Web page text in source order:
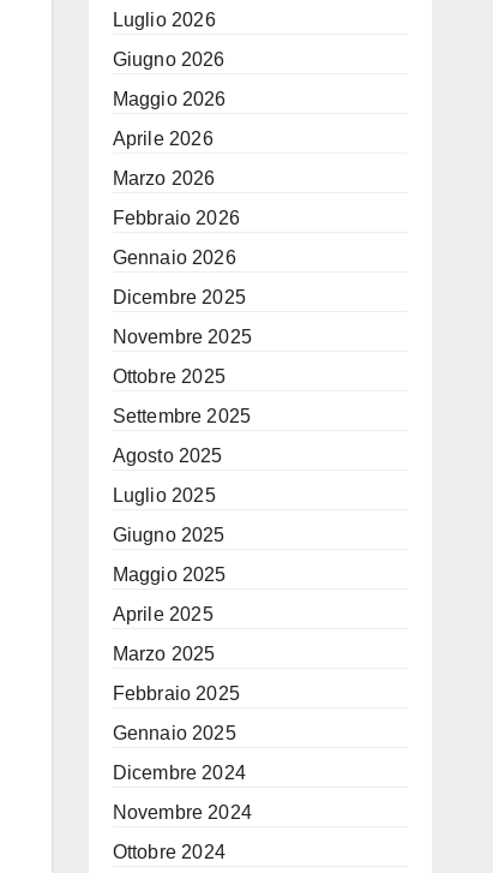
Luglio 2026
Giugno 2026
Maggio 2026
Aprile 2026
Marzo 2026
Febbraio 2026
Gennaio 2026
Dicembre 2025
Novembre 2025
Ottobre 2025
Settembre 2025
Agosto 2025
Luglio 2025
Giugno 2025
Maggio 2025
Aprile 2025
Marzo 2025
Febbraio 2025
Gennaio 2025
Dicembre 2024
Novembre 2024
Ottobre 2024